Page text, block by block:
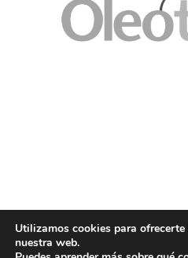
Utilizamos cookies para
nuestra web.